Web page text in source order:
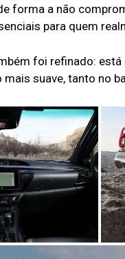
forma a não
para quem
foi refinado: está
mais suave, tanto no